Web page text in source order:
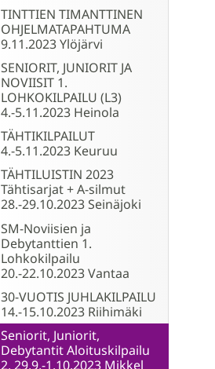
TINTTIEN TIMANTTINEN
OHJELMATAPAHTUMA
9.11.2023 Ylöjärvi
SENIORIT, JUNIORIT JA
NOVIISIT 1.
LOHKOKILPAILU (L3)
4.-5.11.2023 Heinola
TÄHTIKILPAILUT
4.-5.11.2023 Keuruu
TÄHTILUISTIN 2023
Tähtisarjat + A-silmut
28.-29.10.2023 Seinäjoki
SM-Noviisien ja
Debytanttien 1.
Lohkokilpailu
20.-22.10.2023 Vantaa
30-VUOTIS JUHLAKILPAILU
14.-15.10.2023 Riihimäki
Seniorit, Juniorit,
Debytantit Aloituskilpailu
2, 29.9.-1.10.2023 Mikkel